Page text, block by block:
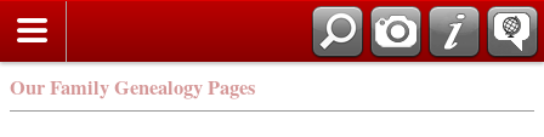
Our Family Genealogy Pages